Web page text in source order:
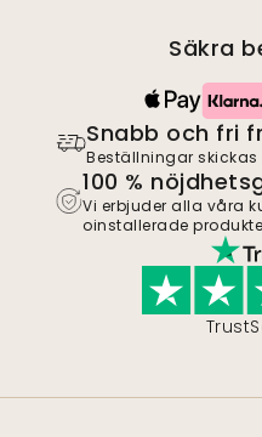
Säkra
Snabb och fri
Beställningar
100 %
Vi erbjuder alla våra
oinstallerade